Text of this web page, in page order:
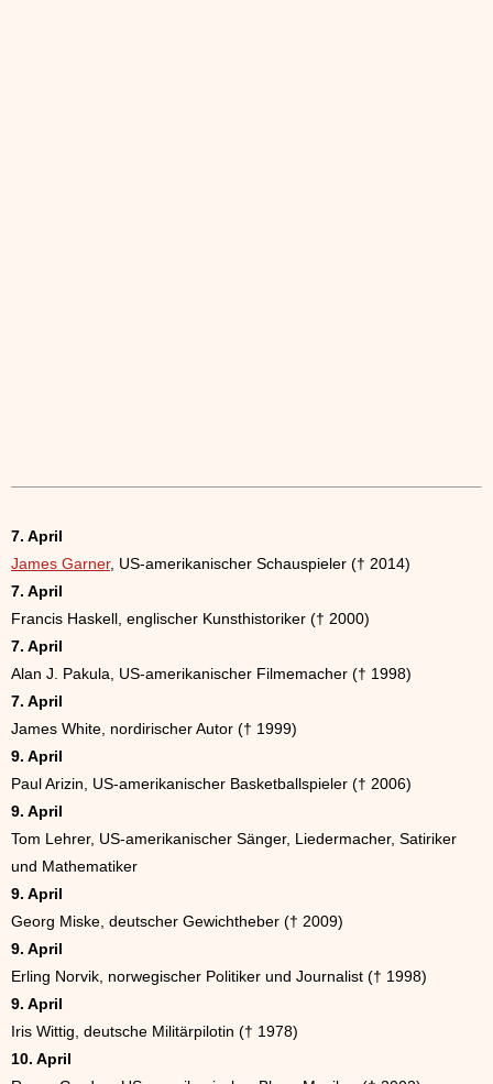
7. April
James Garner, US-amerikanischer Schauspieler († 2014)
7. April
Francis Haskell, englischer Kunsthistoriker († 2000)
7. April
Alan J. Pakula, US-amerikanischer Filmemacher († 1998)
7. April
James White, nordirischer Autor († 1999)
9. April
Paul Arizin, US-amerikanischer Basketballspieler († 2006)
9. April
Tom Lehrer, US-amerikanischer Sänger, Liedermacher, Satiriker
und Mathematiker
9. April
Georg Miske, deutscher Gewichtheber († 2009)
9. April
Erling Norvik, norwegischer Politiker und Journalist († 1998)
9. April
Iris Wittig, deutsche Militärpilotin († 1978)
10. April